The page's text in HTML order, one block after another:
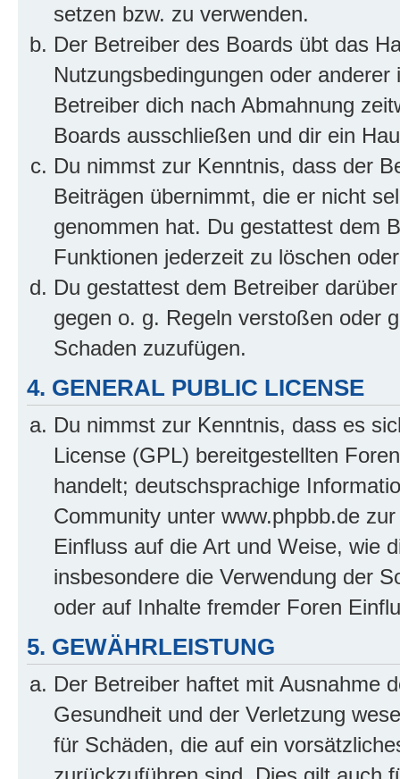
setzen bzw. zu verwenden.
Der Betreiber des Boards übt das
Nutzungsbedingungen oder
Betreiber dich nach Abmahnung
Boards ausschließen und dir ein
Du nimmst zur Kenntnis, dass der
Beiträgen übernimmt, die er nicht
genommen hat. Du gestattest dem
Funktionen jederzeit zu löschen
Du gestattest dem Betreiber
gegen o. g. Regeln verstoßen oder
Schaden zuzufügen.
4. GENERAL PUBLIC LICENSE
Du nimmst zur Kenntnis, dass es
License (GPL) bereitgestellten
handelt; deutschsprachige
Community unter www.phpbb.de
Einfluss auf die Art und Weise, wie
insbesondere die Verwendung der
oder auf Inhalte fremder Foren
5. GEWÄHRLEISTUNG
Der Betreiber haftet mit Ausnahme
Gesundheit und der Verletzung
für Schäden, die auf ein